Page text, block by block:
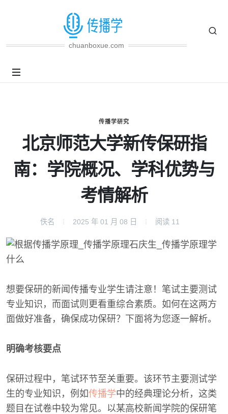
chuanboxue.com
传播学研究
北京师范大学新传保研指
南：学院概况、学科优势与
考情解析
佚名 2025 年 01 月 08 日 阅读 11
想要保研的新闻传播专业学生请注意！笔试主要测试
专业知识，而面试则更看重综合素质。如何在这两方
面做好准备，确保成功保研？下面将为您逐一解析。
明确考核要点
保研过程中，笔试环节至关重要。该环节主要测试学
生的专业知识，例如传播学中的经典理论分析，这类
题目在试卷中较为常见。以某高校新闻学院的保研笔